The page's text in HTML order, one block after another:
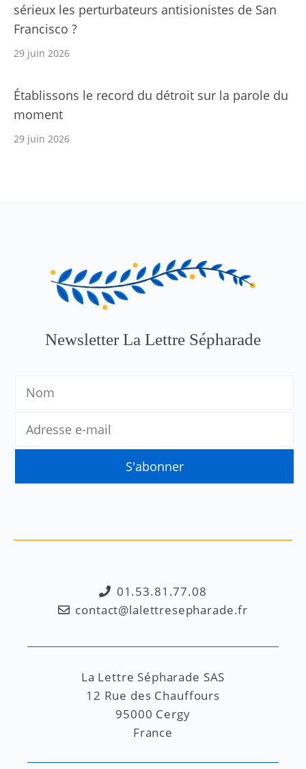
sérieux les perturbateurs antisionistes de San
Francisco ?
29 juin 2026
Établissons le record du détroit sur la parole du
moment
29 juin 2026
Newsletter La Lettre Sépharade
01.53.81.77.08
contact@lalettresepharade.fr
La Lettre Sépharade SAS
12 Rue des Chauffours
95000 Cergy
France